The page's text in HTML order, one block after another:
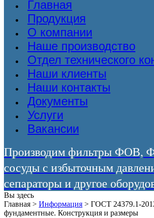
Главная
Продукция
О компании
Наше производство
Отдел технического
Наши клиенты
Наши контакты
Документы
Услуги
Вакансии
Производим фильтры
сосуды с избыточным
сепараторы и другое
Вы здесь
Главная > Информация > ГОСТ 24379.1-
фундаментные. Конструкция и размеры